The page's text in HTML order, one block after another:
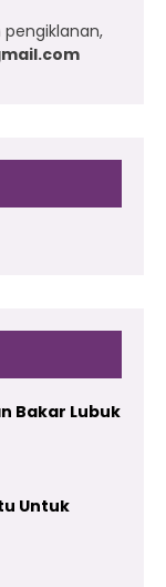
Bakar Lubuk
Untuk